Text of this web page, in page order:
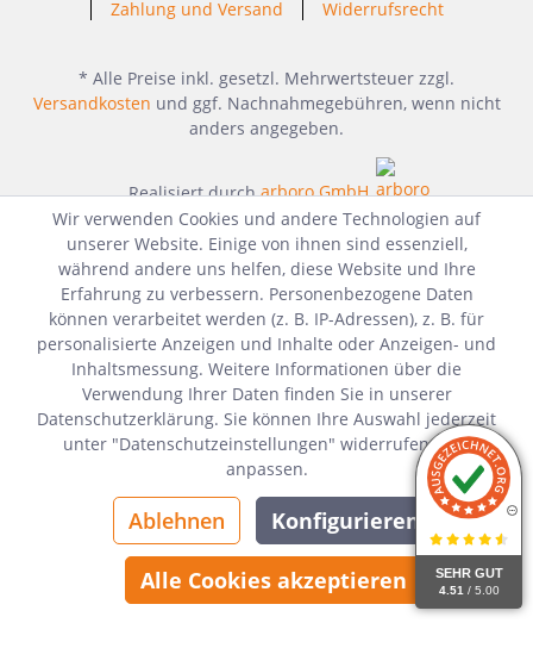
SEHR GUT
4.51 / 5.00
Zahlung und Versand
Widerrufsrecht
* Alle Preise inkl. gesetzl. Mehrwertsteuer zzgl.
Versandkosten und ggf. Nachnahmegebühren, wenn nicht
anders angegeben.
Realisiert durcharboro GmbH
Wir verwenden Cookies und andere Technologien auf
unserer Website. Einige von ihnen sind essenziell,
während andere uns helfen, diese Website und Ihre
Erfahrung zu verbessern. Personenbezogene Daten
können verarbeitet werden (z. B. IP-Adressen), z. B. für
personalisierte Anzeigen und Inhalte oder Anzeigen- und
Inhaltsmessung. Weitere Informationen über die
Verwendung Ihrer Daten finden Sie in unserer
Datenschutzerklärung. Sie können Ihre Auswahl jederzeit
unter "Datenschutzeinstellungen" widerrufen oder
anpassen.
Ablehnen Konfigurieren
Alle Cookies akzeptieren